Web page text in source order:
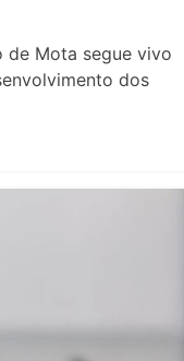
de Mota segue vivo
dos